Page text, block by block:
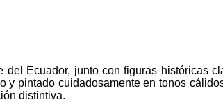
del Ecuador, junto con figuras históricas
y pintado cuidadosamente en tonos
distintiva.